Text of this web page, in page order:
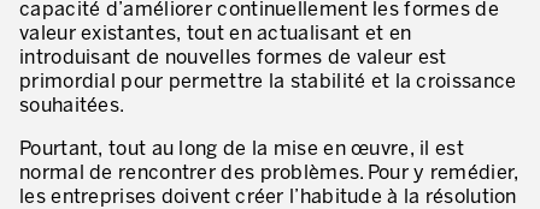
motion™ by Productivity
Management de la performance
Hoshin Kanri: Aligner votre organisation
J'AUTORISE PRODUCTIVITY À M'ENVOYER DES E-MAILS.
capacité d’améliorer continuellement les formes de
valeur existantes, tout en actualisant et en
introduisant de nouvelles formes de valeur est
primordial pour permettre la stabilité et la croissance
souhaitées.
Pourtant, tout au long de la mise en œuvre, il est
normal de rencontrer des problèmes. Pour y remédier,
les entreprises doivent créer l’habitude à la résolution